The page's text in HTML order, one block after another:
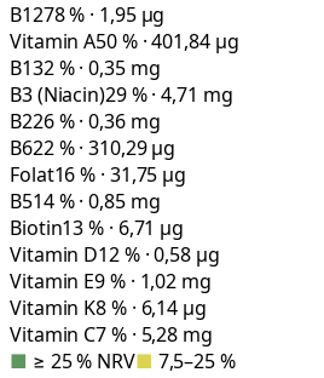
B1278 % · 1,95 µg
Vitamin A50 % · 401,84 µg
B132 % · 0,35 mg
B3 (Niacin)29 % · 4,71 mg
B226 % · 0,36 mg
B622 % · 310,29 µg
Folat16 % · 31,75 µg
B514 % · 0,85 mg
Biotin13 % · 6,71 µg
Vitamin D12 % · 0,58 µg
Vitamin E9 % · 1,02 mg
Vitamin K8 % · 6,14 µg
Vitamin C7 % · 5,28 mg
■ ≥ 25 % NRV■ 7,5–25 %